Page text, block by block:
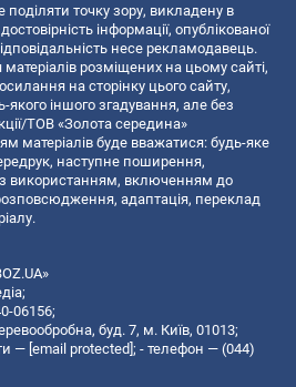
поділяти точку зору, викладену в
інформації, опублікованої
несе рекламодавець.
розміщених на цьому сайті,
на сторінку цього сайту,
якого іншого згадування, але без
ТОВ «Золота середина»
матеріалів буде вважатися: будь-яке
наступне поширення,
використанням, включенням до
адаптація, переклад
06156;
буд. 7, м. Київ, 01013;
— [email protected]; - телефон — (044)